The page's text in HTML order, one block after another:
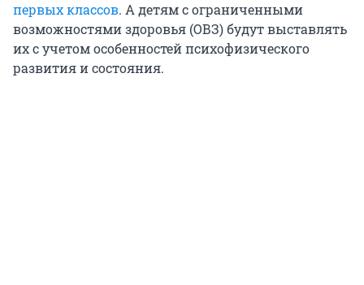
первых классов. А детям с ограниченными
возможностями здоровья (ОВЗ) будут выставлять
их с учетом особенностей психофизического
развития и состояния.